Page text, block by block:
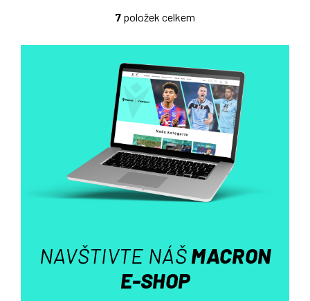
O
á
d
a
c
í
p
r
v
k
y
p
i
s
7 položek celkem
NAVŠTIVTE NÁŠMACRON
E-SHOP